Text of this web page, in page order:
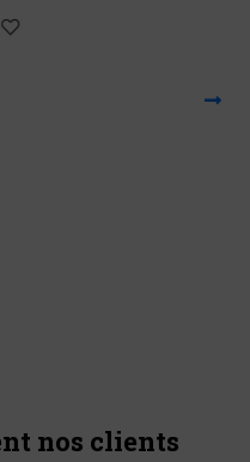
nos clients